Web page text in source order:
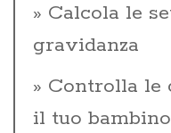
Calcola le
gravidanza
Controlla le
il tuo bambino